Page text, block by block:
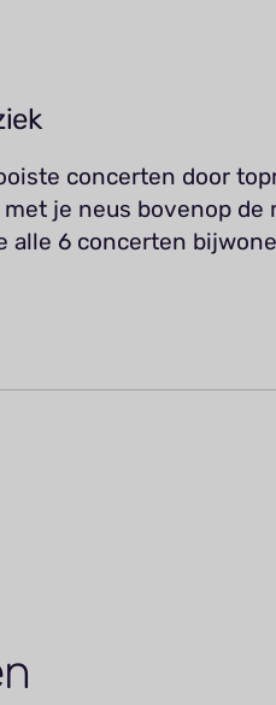
concerten door
je neus bovenop de
alle 6 concerten